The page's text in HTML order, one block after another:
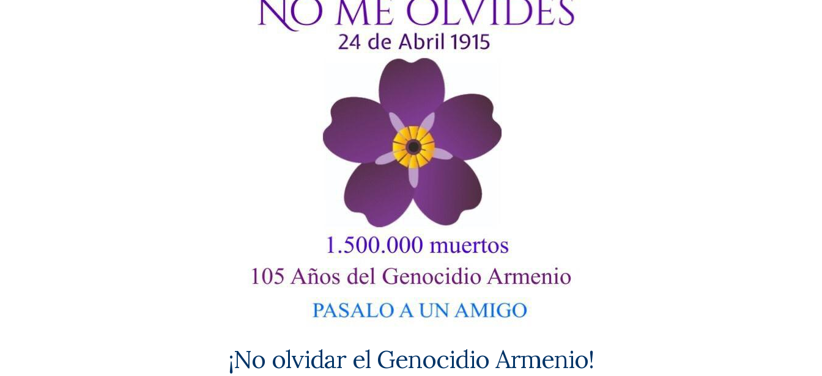
¡No olvidar el Genocidio Armenio!